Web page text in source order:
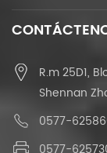
R.m 25D1,
Shennan
0577-